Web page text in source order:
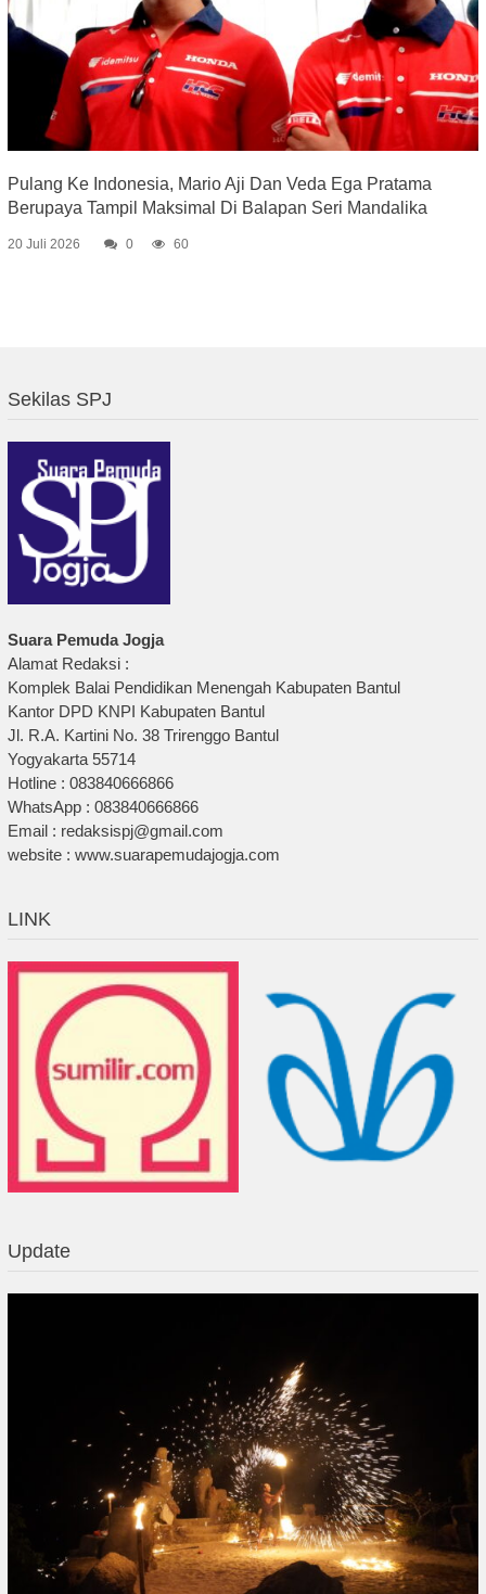
Pulang Ke Indonesia, Mario Aji Dan Veda Ega Pratama
Berupaya Tampil Maksimal Di Balapan Seri Mandalika
20 Juli 2026 0 60
Sekilas SPJ
Suara Pemuda Jogja
Alamat Redaksi :
Komplek Balai Pendidikan Menengah Kabupaten Bantul
Kantor DPD KNPI Kabupaten Bantul
Jl. R.A. Kartini No. 38 Trirenggo Bantul
Yogyakarta 55714
Hotline : 083840666866
WhatsApp : 083840666866
Email : redaksispj@gmail.com
website : www.suarapemudajogja.com
LINK
Update